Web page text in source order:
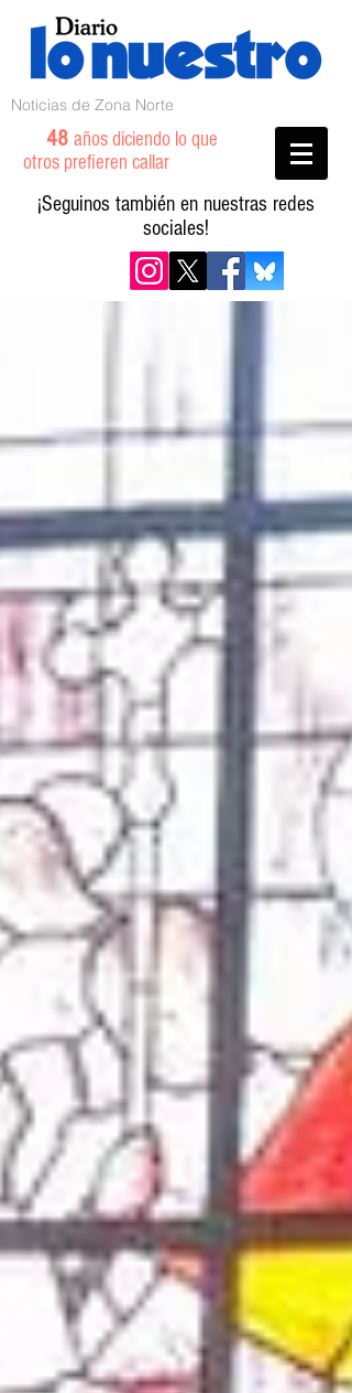
Noticias de Zona Norte
48 años diciendo lo que
otros prefieren callar
¡Seguinos también en nuestras redes
sociales!